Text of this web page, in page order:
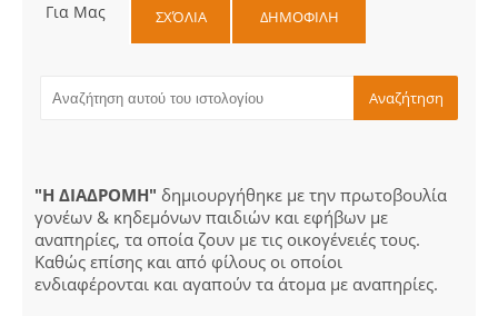
Για Μας ΣΧΌΛΙΑ ΔΗΜΟΦΙΛΗ
"Η ΔΙΑΔΡΟΜΗ" δημιουργήθηκε με την πρωτοβουλία
γονέων & κηδεμόνων παιδιών και εφήβων με
αναπηρίες, τα οποία ζουν με τις οικογένειές τους.
Καθώς επίσης και από φίλους οι οποίοι
ενδιαφέρονται και αγαπούν τα άτομα με αναπηρίες.